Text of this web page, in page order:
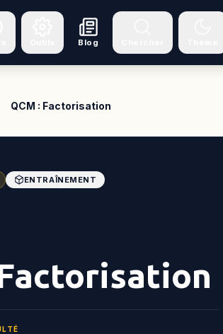
Blog
QCM : Factorisation
ENTRAÎNEMENT